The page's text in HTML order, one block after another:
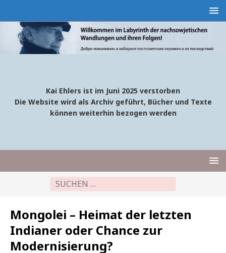
Kai Ehlers ist im Juni 2025 verstorben
Die Website wird als Archiv geführt, Bücher und Texte
können weiterhin bezogen werden
Mongolei – Heimat der letzten
Indianer oder Chance zur
Modernisierung?